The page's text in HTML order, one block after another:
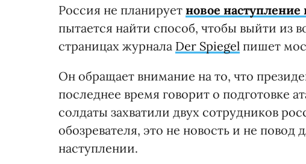
Россия не планирует новое
пытается найти способ, чтобы выйти из
страницах журнала Der Spiegel пишет
Он обращает внимание на то, что
последнее время говорит о подготовке
солдаты захватили двух сотрудников
обозревателя, это не новость и не повод
наступлении.